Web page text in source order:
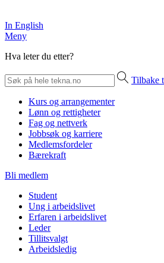
In English
Meny
Hva leter du etter?
Tilbake
Kurs og arrangementer
Lønn og rettigheter
Fag og nettverk
Jobbsøk og karriere
Medlemsfordeler
Bærekraft
Bli medlem
Student
Ung i arbeidslivet
Erfaren i arbeidslivet
Leder
Tillitsvalgt
Arbeidsledig